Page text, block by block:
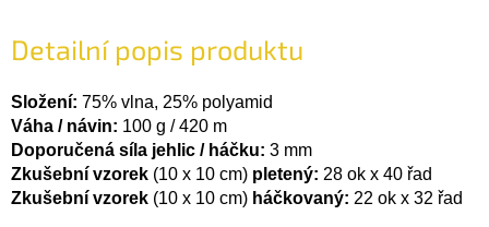
Detailní popis produktu
Složení: 75% vlna, 25% polyamid
Váha / návin: 100 g / 420 m
Doporučená síla jehlic / háčku: 3 mm
Zkušební vzorek (10 x 10 cm) pletený: 28 ok x 40 řad
Zkušební vzorek (10 x 10 cm) háčkovaný: 22 ok x 32 řad